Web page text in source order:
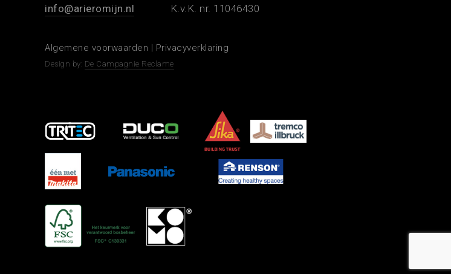
info@arieromijn.nl
K.v.K. nr. 11046430
Algemene voorwaarden | Privacyverklaring
Design by: De Campagnie Reclame